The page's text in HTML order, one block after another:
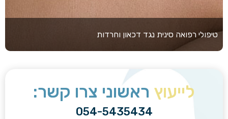
טיפולי רפואה סינית נגד דכאון וחרדות
לייעוץ ראשוני צרו קשר:
054-5435434